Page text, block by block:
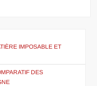
IMPOSABLE ET
DES